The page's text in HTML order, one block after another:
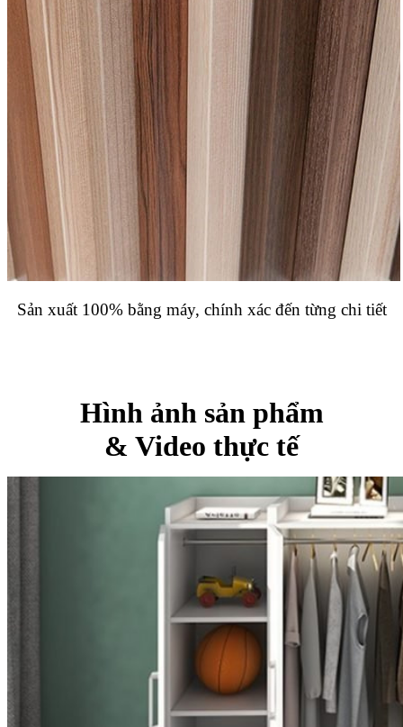
Sản xuất 100% bằng máy, chính xác đến từng chi tiết
Hình ảnh sản phẩm
& Video thực tế